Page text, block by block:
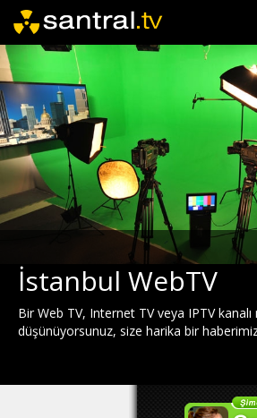
İstanbul WebTV
Bir Web TV, Internet TV veya IPTV kanalı
düşünüyorsunuz, size harika bir